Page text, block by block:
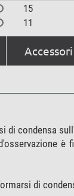
15
11
condensa
è
di